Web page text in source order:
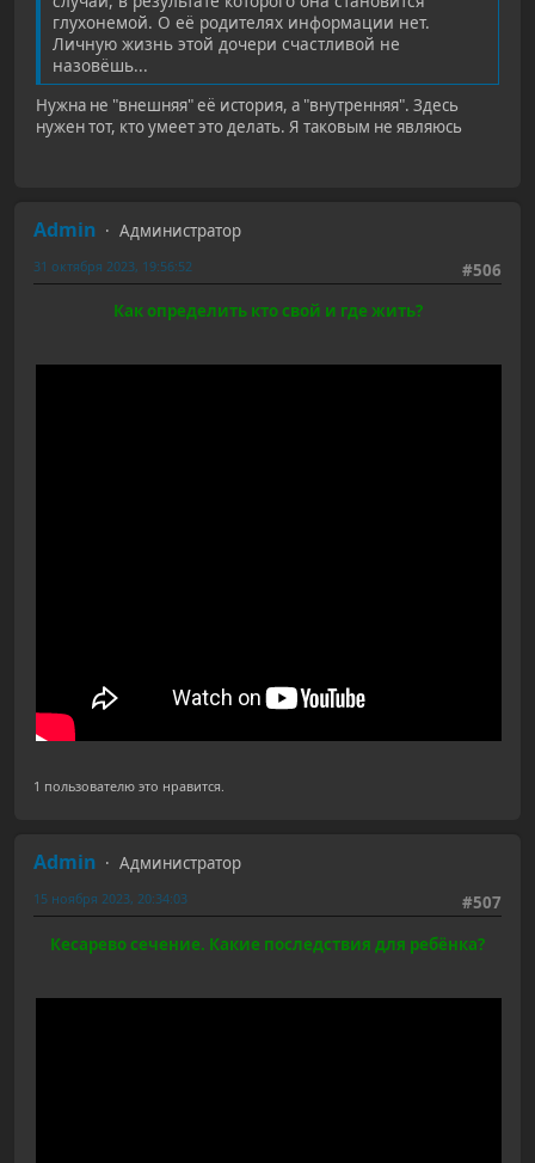
глухонемой. О её родителях информации нет.
Личную жизнь этой дочери счастливой не
назовёшь...
Нужна не "внешняя" её история, а "внутренняя". Здесь
нужен тот, кто умеет это делать. Я таковым не являюсь
Admin
Администратор
#506
31 октября 2023, 19:56:52
Как определить кто свой и где жить?
1 пользователю это нравится.
Admin
Администратор
#507
15 ноября 2023, 20:34:03
Кесарево сечение. Какие последствия для ребёнка?